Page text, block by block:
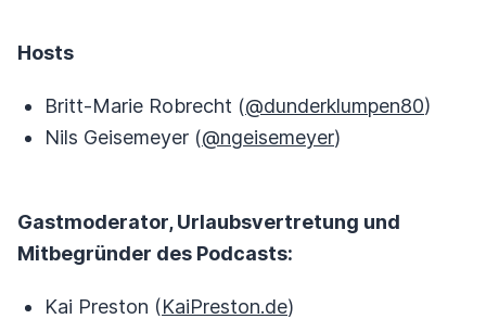
Hosts
Britt-Marie Robrecht (@dunderklumpen80)
Nils Geisemeyer (@ngeisemeyer)
Gastmoderator, Urlaubsvertretung und
Mitbegründer des Podcasts:
Kai Preston (KaiPreston.de)